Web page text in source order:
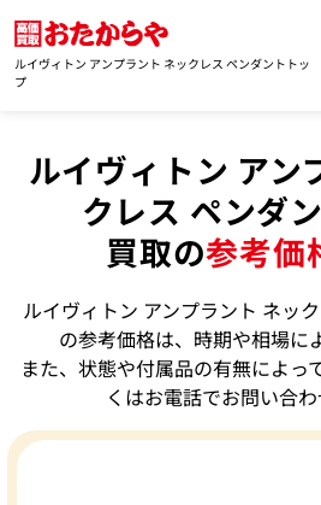
ルイヴィトン アンプラント ネックレス ペンダントトッ
プ
ルイヴィトン アン
クレス ペンダ
買取の参考価
ルイヴィトン アンプラント ネッ
の参考価格は、時期や相場に
また、状態や付属品の有無によっ
くはお電話でお問い合わ